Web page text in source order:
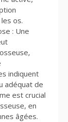
os.
: Une
indiquent
adéquat de
est crucial
en
âgées.